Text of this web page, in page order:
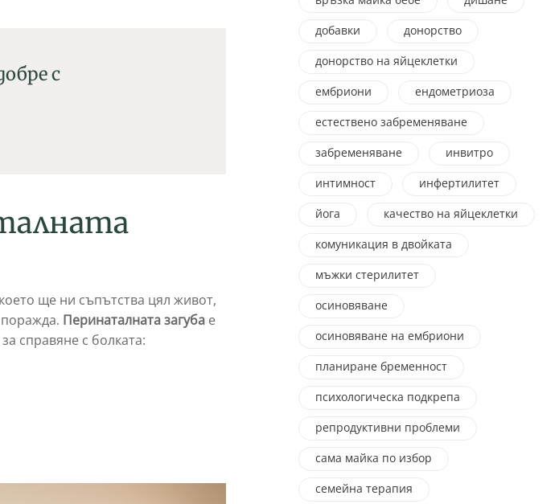
с
ще ни съпътства цял живот,
Перинаталната загуба е
справяне с болката:
добавки
донорство
донорство на яйцеклетки
ембриони
ендометриоза
естествено забременяване
забременяване
инвитро
интимност
инфертилитет
йога
качество на яйцеклетки
комуникация в двойката
мъжки стерилитет
осиновяване
осиновяване на ембриони
планиране бременност
психологическа подкрепа
репродуктивни проблеми
сама майка по избор
семейна терапия